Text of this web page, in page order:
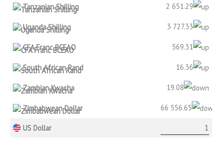
Tanzanian Shilling 2 651.29
Uganda Shilling 3 727.33
CFA Franc BCEAO 569.31
South African Rand 16.36
Zambian Kwacha 19.08
Zimbabwean Dollar 66 556.65
US Dollar